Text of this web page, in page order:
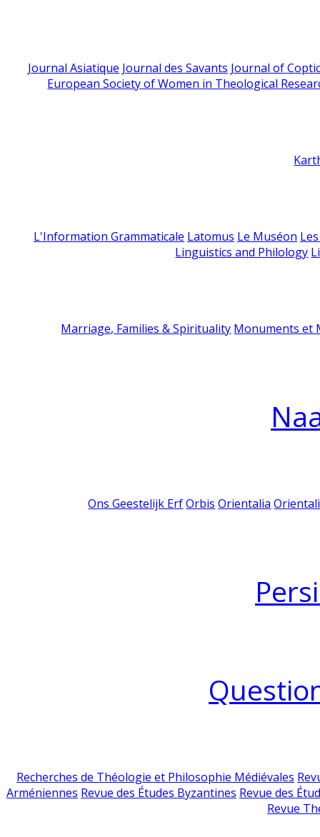
Journal Asiatique Journal des Savants Journal of
European Society of Women in Theological
L'Information Grammaticale Latomus Le Muséon
Linguistics and Philology
Marriage, Families & Spirituality Monuments et
Ons Geestelijk Erf Orbis Orientalia
Recherches de Théologie et Philosophie Médiévales
Arméniennes Revue des Études Byzantines Revue des
Revue